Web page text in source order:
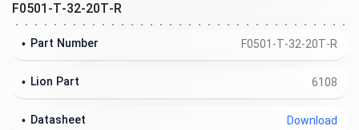
F0501-T-32-20T-R
F0501-T-32-20T-R
Part Number
6108
Lion Part
Download
Datasheet